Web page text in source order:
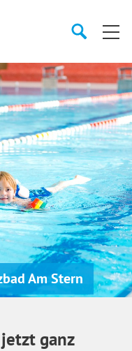
SucheSuche
Am Stern
ganz